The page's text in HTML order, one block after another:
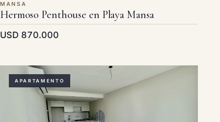
MANSA
Hermoso Penthouse en Playa Mansa
USD 870.000
APARTAMENTO